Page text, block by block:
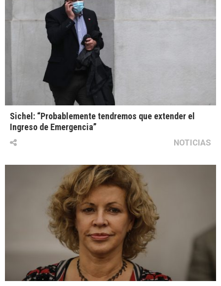
Sichel: “Probablemente tendremos que extender el
Ingreso de Emergencia”
NOTICIAS